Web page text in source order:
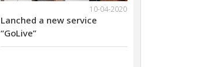
10-04-2020
Lanched a new service
“GoLive”